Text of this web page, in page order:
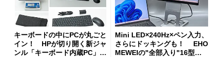
キーボードの中にPCが丸ごと
イン！ HPが切り開く新ジャ
ンル「キーボード内蔵PC」の
Mini LED×240Hz×ペン入力、
さらにドッキングも！ EHO
MEWEIの"全部入り"16型モ